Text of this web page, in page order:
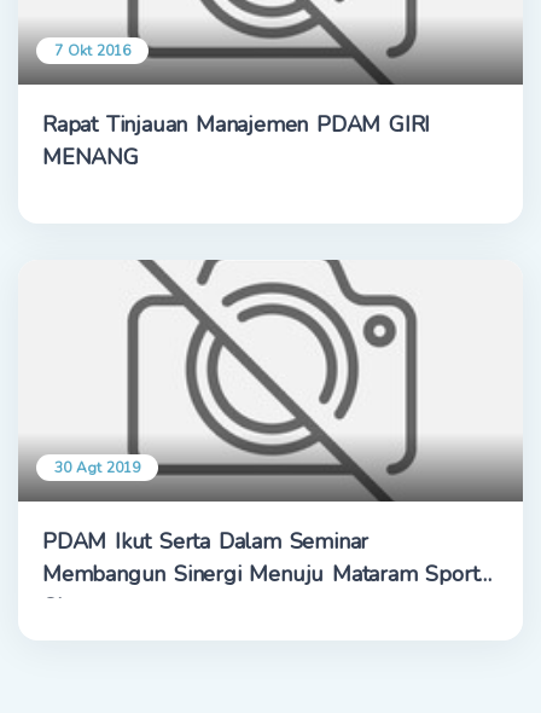
7 Okt 2016
Rapat Tinjauan Manajemen PDAM GIRI
MENANG
30 Agt 2019
PDAM Ikut Serta Dalam Seminar
Membangun Sinergi Menuju Mataram Sport
City